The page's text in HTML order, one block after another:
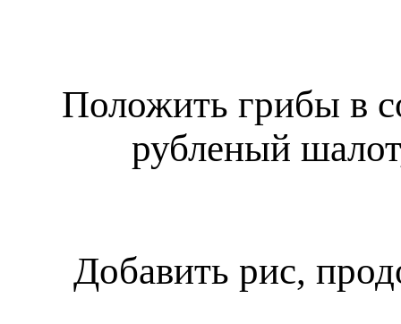
Положить грибы в
рубленый
Добавить рис,